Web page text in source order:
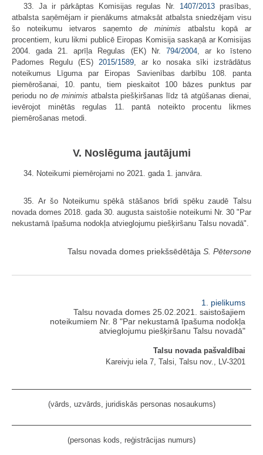
33. Ja ir pārkāptas Komisijas regulas Nr. 1407/2013 prasības,
atbalsta saņēmējam ir pienākums atmaksāt atbalsta sniedzējam visu
šo noteikumu ietvaros saņemto de minimis atbalstu kopā ar
procentiem, kuru likmi publicē Eiropas Komisija saskaņā ar Komisijas
2004. gada 21. aprīļa Regulas (EK) Nr. 794/2004, ar ko īsteno
Padomes Regulu (ES) 2015/1589, ar ko nosaka sīki izstrādātus
noteikumus Līguma par Eiropas Savienības darbību 108. panta
piemērošanai, 10. pantu, tiem pieskaitot 100 bāzes punktus par
periodu no de minimis atbalsta piešķiršanas līdz tā atgūšanas dienai,
ievērojot minētās regulas 11. pantā noteikto procentu likmes
piemērošanas metodi.
V. Noslēguma jautājumi
34. Noteikumi piemērojami no 2021. gada 1. janvāra.
35. Ar šo Noteikumu spēkā stāšanos brīdi spēku zaudē Talsu
novada domes 2018. gada 30. augusta saistošie noteikumi Nr. 30 "Par
nekustamā īpašuma nodokļa atvieglojumu piešķiršanu Talsu novadā".
Talsu novada domes priekšsēdētāja S. Pētersone
1. pielikums
Talsu novada domes 25.02.2021. saistošajiem
noteikumiem Nr. 8 "Par nekustamā īpašuma nodokļa
atvieglojumu piešķiršanu Talsu novadā"
Talsu novada pašvaldībai
Kareivju iela 7, Talsi, Talsu nov., LV-3201
(vārds, uzvārds, juridiskās personas nosaukums)
(personas kods, reģistrācijas numurs)